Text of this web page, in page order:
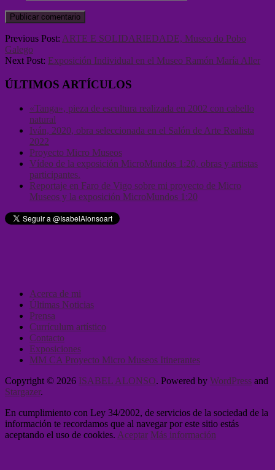
Previous Post: ARTE E SOLIDARIEDADE, Museo do Pobo
Galego
Next Post: Exposición Individual en el Museo Ramón María Aller
ÚLTIMOS ARTÍCULOS
«Tanga», pieza de escultura realizada en 2002 con cabello
natural
Iván, 2020, obra seleccionada en el Salón de Arte Realista
2022
Proyecto Micro Museos
Vídeo de la exposición MicroMundos 1:20, obras y artistas
participantes.
Reportaje en Faro de Vigo sobre mi proyecto de Micro
Museos y la exposición MicroMundos 1:20
Acerca de mi
Últimas Noticias
Prensa
Currículum artístico
Contacto
Exposiciones
MM CA Proyecto Micro Museos Itinerantes
Copyright © 2026 ISABEL ALONSO. Powered by WordPress and
Stargazer.
En cumplimiento con Ley 34/2002, de servicios de la sociedad de la
información te recordamos que al navegar por este sitio estás
aceptando el uso de cookies. Aceptar Más información